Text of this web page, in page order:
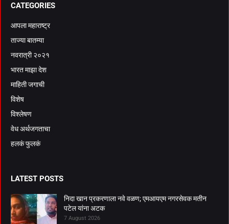
CATEGORIES
आपला महाराष्ट्र
ताज्या बातम्या
नवरात्री २०२१
भारत माझा देश
माहिती जगाची
विशेष
विश्लेषण
वेध अर्थजगताचा
हलकं फुलकं
LATEST POSTS
निदा खान प्रकरणाला नवे वळण; एमआयएम नगरसेवक मतीन
पटेल यांना अटक
7 August 2026